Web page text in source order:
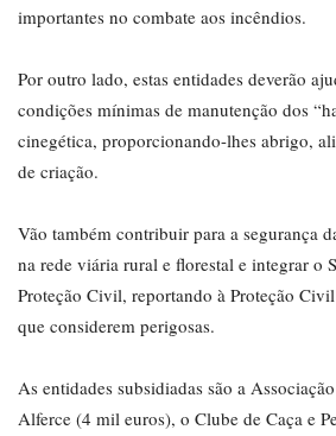
importantes no combate aos incêndios.
Por outro lado, estas entidades deverão
condições mínimas de manutenção dos
cinegética, proporcionando-lhes abrigo,
de criação.
Vão também contribuir para a segurança
na rede viária rural e florestal e integrar o
Proteção Civil, reportando à Proteção
que considerem perigosas.
As entidades subsidiadas são a
Alferce (4 mil euros), o Clube de Caça e